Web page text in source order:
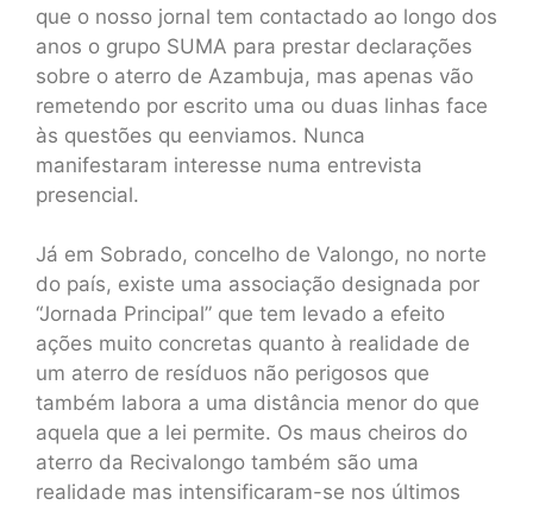
que o nosso jornal tem contactado ao longo dos
anos o grupo SUMA para prestar declarações
sobre o aterro de Azambuja, mas apenas vão
remetendo por escrito uma ou duas linhas face
às questões qu eenviamos. Nunca
manifestaram interesse numa entrevista
presencial.
Já em Sobrado, concelho de Valongo, no norte
do país, existe uma associação designada por
“Jornada Principal” que tem levado a efeito
ações muito concretas quanto à realidade de
um aterro de resíduos não perigosos que
também labora a uma distância menor do que
aquela que a lei permite. Os maus cheiros do
aterro da Recivalongo também são uma
realidade mas intensificaram-se nos últimos